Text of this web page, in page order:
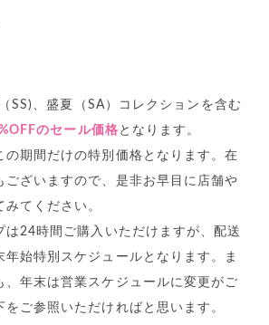
SS)、盛夏（SA）コレクションを含む
のセール価格 となります。
の期間だけの特別価格となります。在
ございますので、是非お早目に店舗や
てください。
は24時間ご購入いただけますが、配送
年始特別スケジュールとなります。ま
、年末は営業スケジュールに変更がご
ご参照いただければと思います。